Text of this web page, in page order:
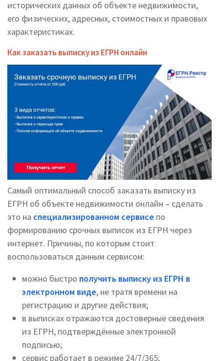
исторических данных об объекте недвижимости,
его физических, адресных, стоимостных и правовых
характеристиках.
Как заказать выписку из ЕГРН онлайн
Самый оптимальный способ заказать выписку из
ЕГРН об объекте недвижимости онлайн – сделать
это на специализированном сервисе по
формированию срочных выписок из ЕГРН через
интернет. Причины, по которым стоит
воспользоваться данным сервисом:
можно быстро получить выписку из ЕГРН в
электронном виде, не тратя времени на
регистрацию и другие действия;
в выписках отражаются достоверные сведения
из ЕГРН, подтверждённые электронной
подписью;
сервис работает в режиме 24/7/365;